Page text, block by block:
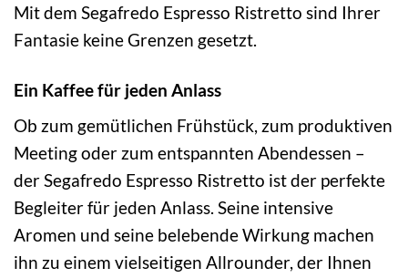
Mit dem Segafredo Espresso Ristretto sind Ihrer
Fantasie keine Grenzen gesetzt.
Ein Kaffee für jeden Anlass
Ob zum gemütlichen Frühstück, zum produktiven
Meeting oder zum entspannten Abendessen –
der Segafredo Espresso Ristretto ist der perfekte
Begleiter für jeden Anlass. Seine intensive
Aromen und seine belebende Wirkung machen
ihn zu einem vielseitigen Allrounder, der Ihnen